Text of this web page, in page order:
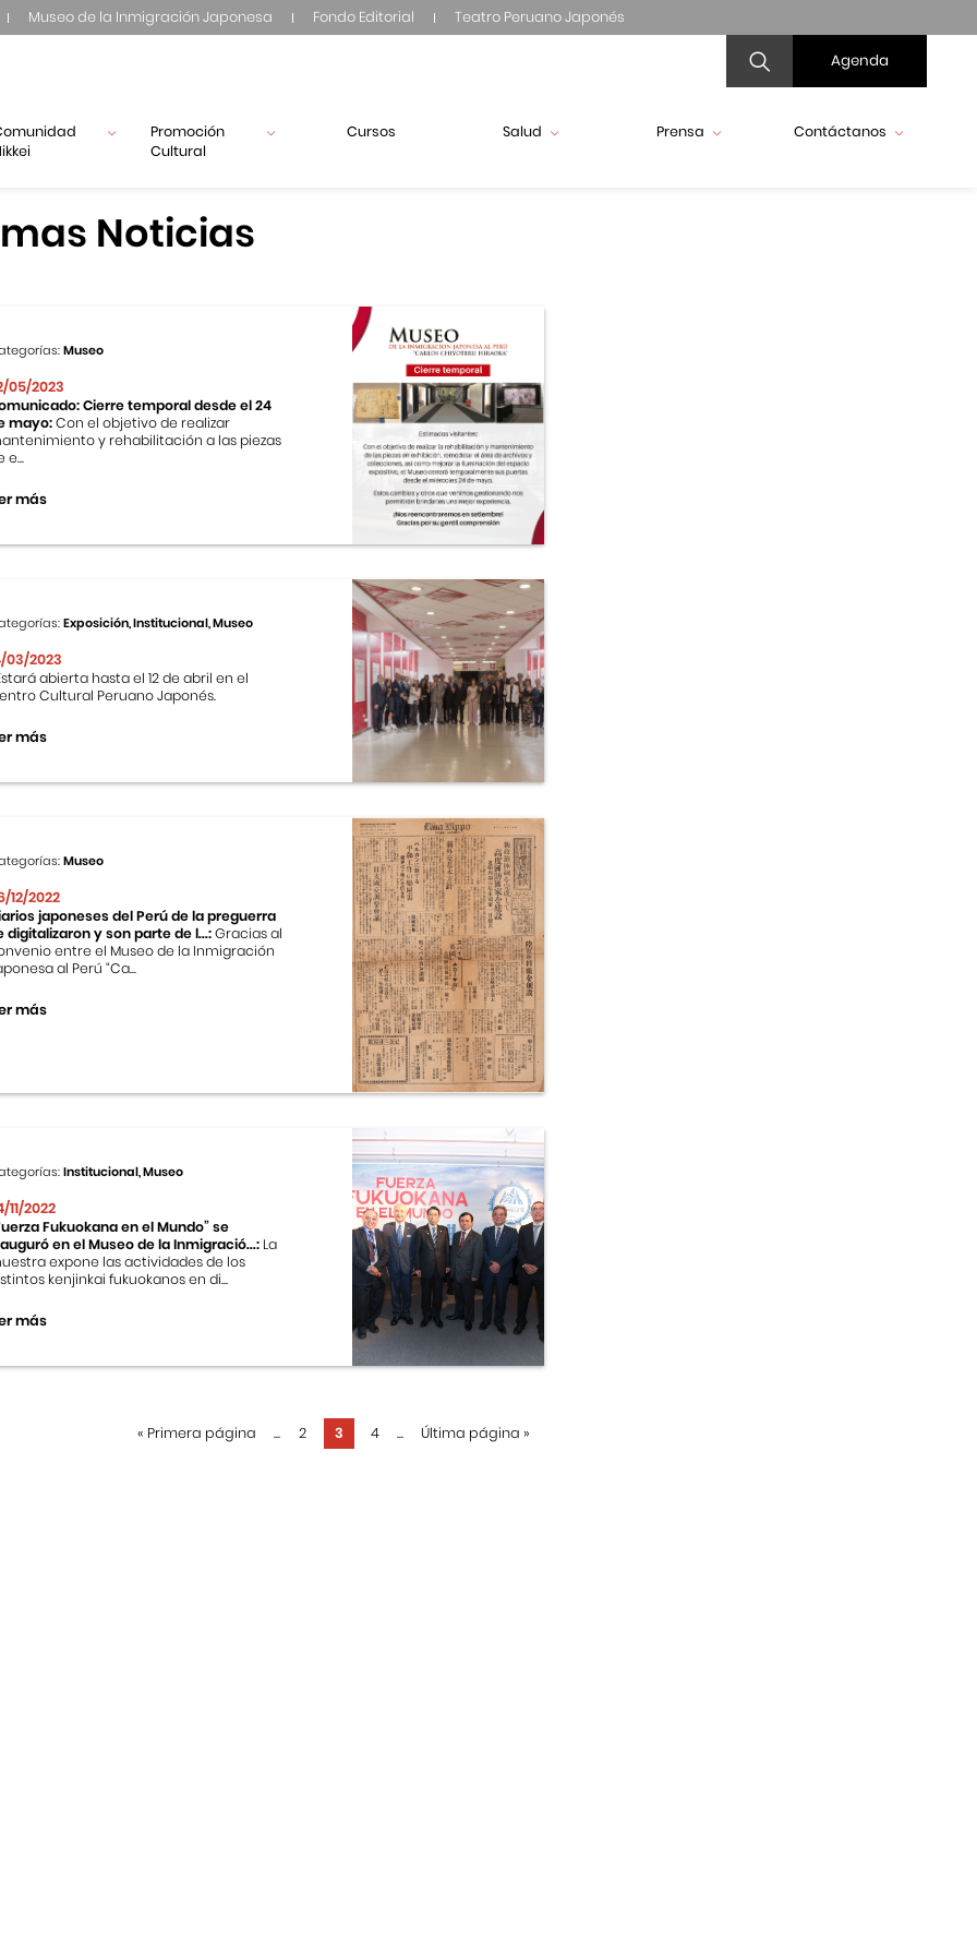
Museo de la Inmigración Japonesa Fondo Editorial Teatro Peruano Japonés
Agenda
Promoción
Cultural
Cursos Salud Prensa Contáctanos
Noticias
Museo
05/2023
Cierre temporal desde el 24
mayo:Con el objetivo de realizar
y rehabilitación a las piezas
e...
más
Exposición, Institucional, Museo
03/2023
abierta hasta el 12 de abril en el
Cultural Peruano Japonés.
más
Museo
12/2022
japoneses del Perú de la preguerra
digitalizaron y son parte de l...:Gracias al
entre el Museo de la Inmigración
al Perú “Ca...
más
Institucional, Museo
11/2022
Fukuokana en el Mundo” se
en el Museo de la Inmigració...: La
expone las actividades de los
kenjinkai fukuokanos en di...
más
« Primera página ... 2 3 4 ... Última página »